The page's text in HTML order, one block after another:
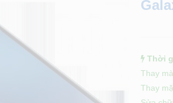
Thời
Thay
Thay